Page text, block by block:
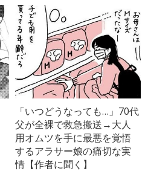
「いつどうなっても…」70代
父が全裸で救急搬送→大人
用オムツを手に最悪を覚悟
するアラサー娘の痛切な実
情【作者に聞く】